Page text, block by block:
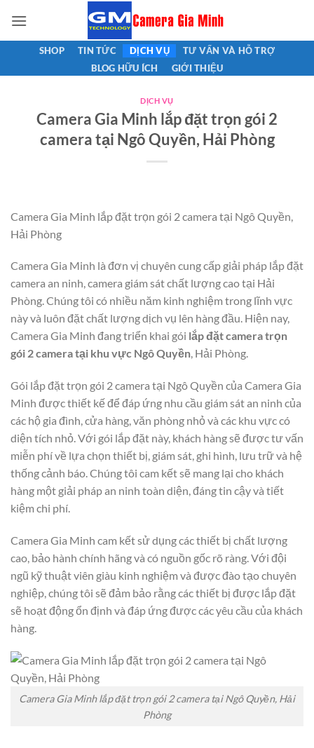
qua
nội
SHOP TIN TỨC DỊCH VỤ
TƯ VẤN VÀ HỖ TRỢ
BLOG HỮU ÍCH
GIỚI THIỆU
DỊCH VỤ
Camera Gia Minh lắp đặt trọn gói 2
camera tại Ngô Quyền, Hải Phòng
Camera Gia Minh lắp đặt trọn gói 2 camera tại Ngô Quyền,
Hải Phòng
Camera Gia Minh là đơn vị chuyên cung cấp giải pháp lắp đặt
camera an ninh, camera giám sát chất lượng cao tại Hải
Phòng. Chúng tôi có nhiều năm kinh nghiệm trong lĩnh vực
này và luôn đặt chất lượng dịch vụ lên hàng đầu. Hiện nay,
Camera Gia Minh đang triển khai gói lắp đặt camera trọn
gói 2 camera tại khu vực Ngô Quyền, Hải Phòng.
Gói lắp đặt trọn gói 2 camera tại Ngô Quyền của Camera Gia
Minh được thiết kế để đáp ứng nhu cầu giám sát an ninh của
các hộ gia đình, cửa hàng, văn phòng nhỏ và các khu vực có
diện tích nhỏ. Với gói lắp đặt này, khách hàng sẽ được tư vấn
miễn phí về lựa chọn thiết bị, giám sát, ghi hình, lưu trữ và hệ
thống cảnh báo. Chúng tôi cam kết sẽ mang lại cho khách
hàng một giải pháp an ninh toàn diện, đáng tin cậy và tiết
kiệm chi phí.
Camera Gia Minh cam kết sử dụng các thiết bị chất lượng
cao, bảo hành chính hãng và có nguồn gốc rõ ràng. Với đội
ngũ kỹ thuật viên giàu kinh nghiệm và được đào tạo chuyên
nghiệp, chúng tôi sẽ đảm bảo rằng các thiết bị được lắp đặt
sẽ hoạt động ổn định và đáp ứng được các yêu cầu của khách
hàng.
Camera Gia Minh lắp đặt trọn gói 2 camera tại Ngô Quyền, Hải
Phòng